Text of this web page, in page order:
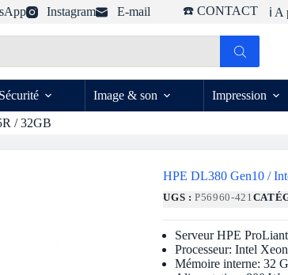
Instagram E-mail ☎️ CONTACT ℹ️
Sécurité Image & son Impression
/ 32GB
HPE DL380 Gen10 /
UGS :P56960-421
Serveur HPE
Processeur: Intel
Mémoire interne: 32